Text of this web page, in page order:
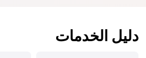
دليل الخدمات